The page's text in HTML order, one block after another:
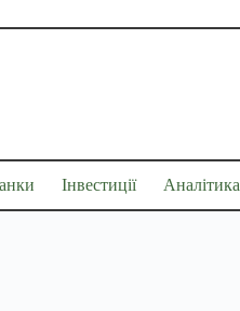
Інвестиції Аналітика